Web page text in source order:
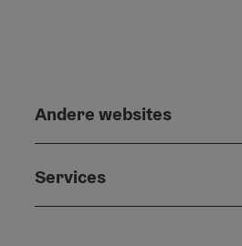
Andere websites
Services